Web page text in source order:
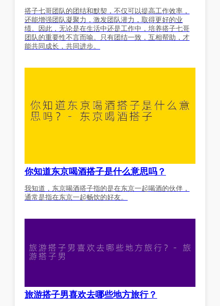
搭子七哥团队的团结和默契，不仅可以提高工作效率，
还能增强团队凝聚力，激发团队潜力，取得更好的业
绩。因此，无论是在生活中还是工作中，培养搭子七哥
团队的重要性不言而喻。只有团结一致，互相帮助，才
能共同成长，共同进步。
你知道东京喝酒搭子是什么意思吗？
我知道，东京喝酒搭子指的是在东京一起喝酒的伙伴，
通常是指在东京一起畅饮的好友。
旅游搭子男喜欢去哪些地方旅行？